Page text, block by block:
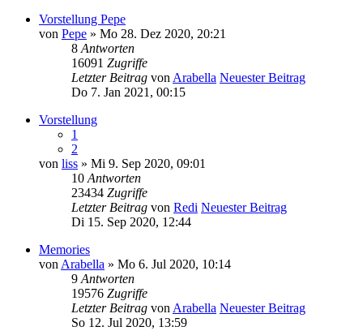
Vorstellung Pepe
von Pepe » Mo 28. Dez 2020, 20:21
8 Antworten
16091 Zugriffe
Letzter Beitrag von Arabella Neuester Beitrag
Do 7. Jan 2021, 00:15
Vorstellung
1
2
von liss » Mi 9. Sep 2020, 09:01
10 Antworten
23434 Zugriffe
Letzter Beitrag von Redi Neuester Beitrag
Di 15. Sep 2020, 12:44
Memories
von Arabella » Mo 6. Jul 2020, 10:14
9 Antworten
19576 Zugriffe
Letzter Beitrag von Arabella Neuester Beitrag
So 12. Jul 2020, 13:59